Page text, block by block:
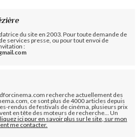
du site en 2003. Pour toute demande de
services presse, ou pour tout envoi de
:
recherche actuellement des
ce sont plus de 4000 articles depuis
rendus de festivals de cinéma, plusieurs prix
en tête des moteurs de recherche... Un
ici pour en savoir plus sur le site, sur mon
me contacter.